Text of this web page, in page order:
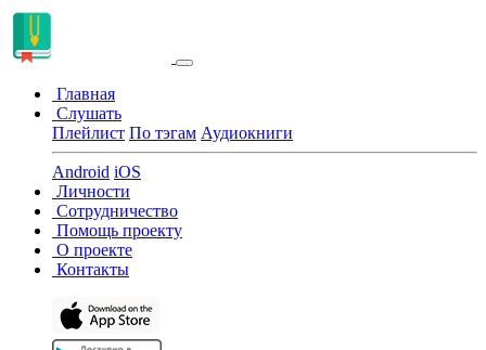
Главная
Слушать
Плейлист По тэгам Аудиокниги
Android iOS
Личности
Сотрудничество
Помощь проекту
О проекте
Контакты